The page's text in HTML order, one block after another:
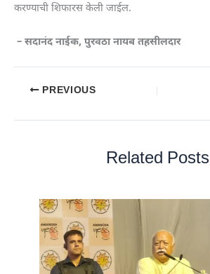
करण्याची शिफारस केली जाईल.
– सदानंद नाईक, पुरवठा नायब तहसीलदार
PREVIOUS
Related Posts